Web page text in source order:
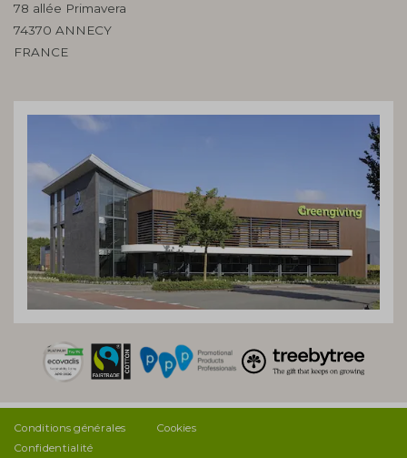
78 allée Primavera
74370 ANNECY
FRANCE
Conditions générales
Confidentialité
Cookies